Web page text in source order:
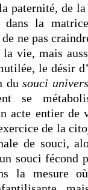
paternité, de
dans la
ne pas
la vie, mais
le désir
dusouci
se
acte entier de
de la
de souci,
souci fécond
la mesure